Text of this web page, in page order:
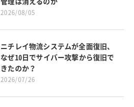
2026/08/05
ニチレイ物流システムが全面復旧、
なぜ10日でサイバー攻撃から復旧で
きたのか？
2026/07/26